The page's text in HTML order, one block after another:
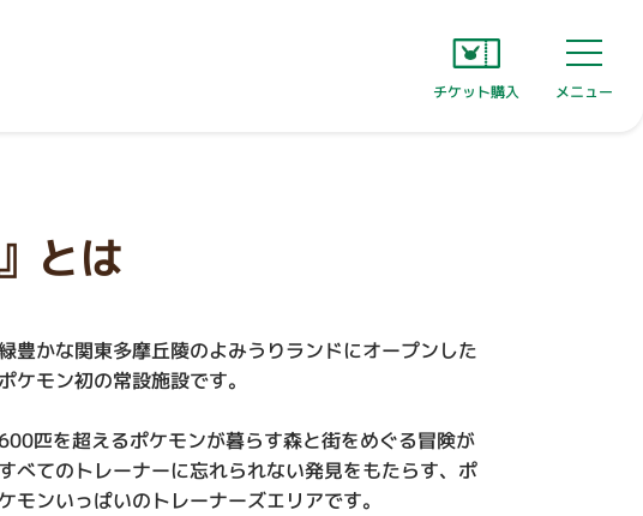
チケット購入 メニュー
とは
豊かな関東多摩丘陵のよみうりランドにオープンした
ポケモン初の常設施設です。
匹を超えるポケモンが暮らす森と街をめぐる冒険が
すべてのトレーナーに忘れられない発見をもたらす、ポ
ケモンいっぱいのトレーナーズエリアです。